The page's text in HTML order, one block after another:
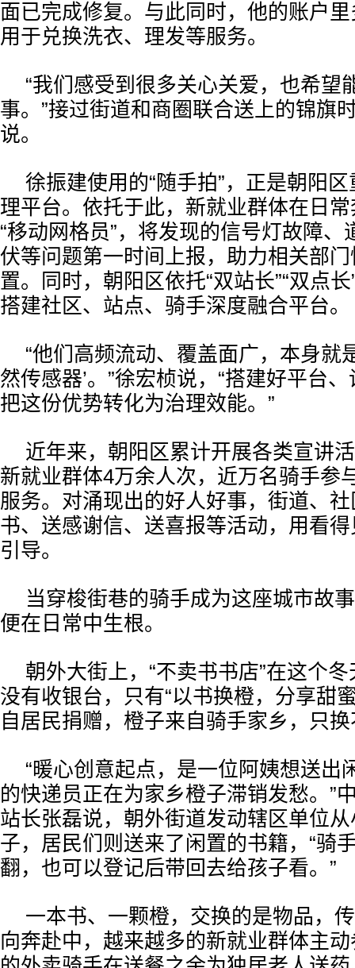
面已完成修复。与此同时，他的账户
用于兑换洗衣、理发等服务。
“我们感受到很多关心关爱，也希望
事。”接过街道和商圈联合送上的锦旗
说。
徐振建使用的“随手拍”，正是朝阳
理平台。依托于此，新就业群体在日
“移动网格员”，将发现的信号灯故障、
伏等问题第一时间上报，助力相关部
置。同时，朝阳区依托“双站长”“双点长
搭建社区、站点、骑手深度融合平台。
“他们高频流动、覆盖面广，本身就
然传感器’。”徐宏桢说，“搭建好平台
把这份优势转化为治理效能。”
近年来，朝阳区累计开展各类宣讲
新就业群体4万余人次，近万名骑手参
服务。对涌现出的好人好事，街道、
书、送感谢信、送喜报等活动，用看
引导。
当穿梭街巷的骑手成为这座城市故
便在日常中生根。
朝外大街上，“不卖书书店”在这个
没有收银台，只有“以书换橙，分享甜
自居民捐赠，橙子来自骑手家乡，只
“暖心创意起点，是一位阿姨想送出
的快递员正在为家乡橙子滞销发愁。”
站长张磊说，朝外街道发动辖区单位
子，居民们则送来了闲置的书籍，“骑
翻，也可以登记后带回去给孩子看。”
一本书、一颗橙，交换的是物品，
向奔赴中，越来越多的新就业群体主